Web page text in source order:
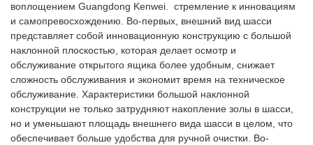
воплощением Guangdong Kenwei. стремление к инновациям
и самопревосхождению. Во-первых, внешний вид шасси
представляет собой инновационную конструкцию с большой
наклонной плоскостью, которая делает осмотр и
обслуживание открытого ящика более удобным, снижает
сложность обслуживания и экономит время на техническое
обслуживание. Характеристики большой наклонной
конструкции не только затрудняют накопление золы в шасси,
но и уменьшают площадь внешнего вида шасси в целом, что
обеспечивает больше удобства для ручной очистки. Во-